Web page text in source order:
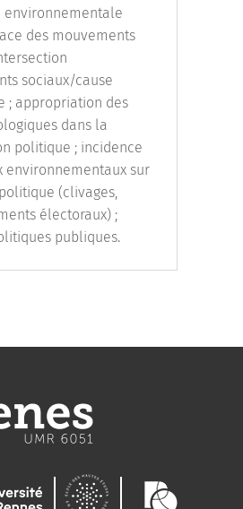
environnementale
des mouvements
sociaux/cause
; appropriation des
dans la
politique ; incidence
environnementaux sur
(clivages,
électoraux) ;
publiques.